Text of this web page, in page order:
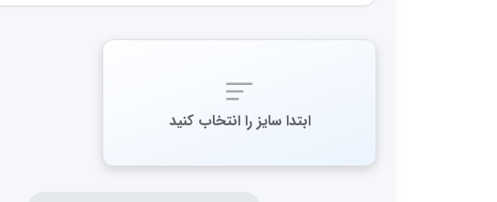
نوع کاغذ ضخامت شاسی
ابتدا سایز را انتخاب کنید